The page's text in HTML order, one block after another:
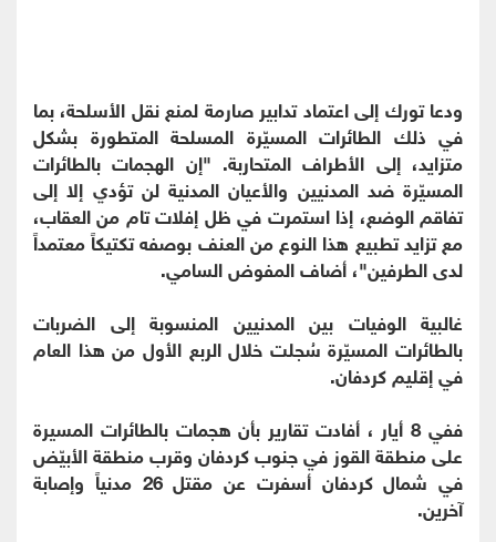
‏ودعا تورك إلى اعتماد تدابير صارمة لمنع نقل الأسلحة، بما
في ذلك الطائرات المسيّرة المسلحة المتطورة بشكل
متزايد، إلى الأطراف المتحاربة. "إن الهجمات بالطائرات
المسيّرة ضد المدنيين والأعيان المدنية لن تؤدي إلا إلى
تفاقم الوضع، إذا استمرت في ظل إفلات تام من العقاب،
مع تزايد تطبيع هذا النوع من العنف بوصفه تكتيكاً معتمداً
لدى الطرفين"، أضاف المفوض السامي.
‏غالبية الوفيات بين المدنيين المنسوبة إلى الضربات
بالطائرات المسيّرة سُجلت خلال الربع الأول من هذا العام
في إقليم كردفان.
ففي 8 أيار ، أفادت تقارير بأن هجمات بالطائرات المسيرة
على منطقة القوز في جنوب كردفان وقرب منطقة الأبيّض
في شمال كردفان أسفرت عن مقتل 26 مدنياً وإصابة
آخرين.